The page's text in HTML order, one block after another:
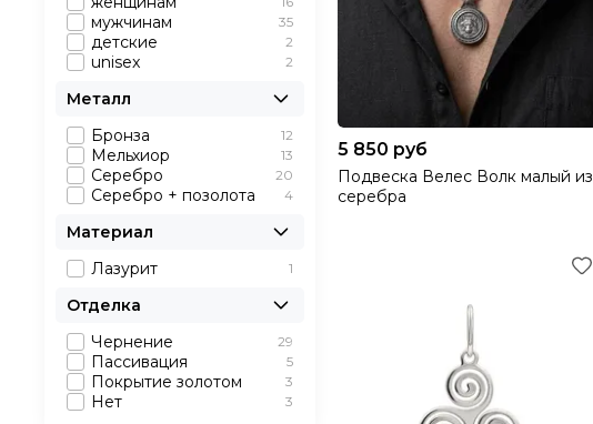
5 850 руб
Подвеска Велес Волк малый из
серебра
мужчинам 35
детские 2
unisex 2
Металл
Бронза
12
Мельхиор 13
Серебро 20
Серебро + позолота 4
Материал
Лазурит
1
Отделка
Чернение
29
Пассивация 5
Покрытие золотом 3
Нет 3